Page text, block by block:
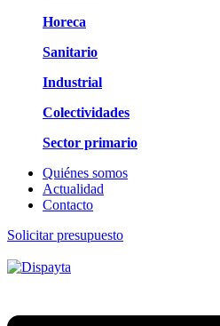
Horeca
Sanitario
Industrial
Colectividades
Sector primario
Quiénes somos
Actualidad
Contacto
Solicitar presupuesto